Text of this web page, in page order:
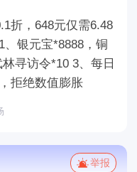
折，648元仅需6.48
银元宝*8888，铜
寻访令*10 3、每日
拒绝数值膨胀
举报